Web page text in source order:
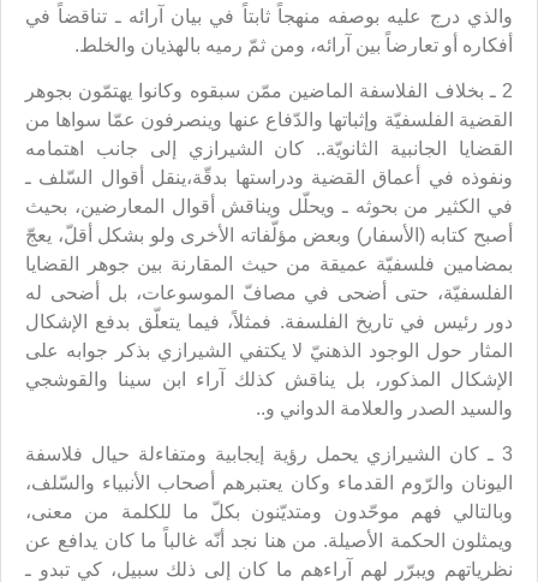
والذي درج عليه بوصفه منهجاً ثابتاً في بيان آرائه ـ تناقضاً في
أفكاره أو تعارضاً بين آرائه، ومن ثمّ رميه بالهذيان والخلط.
2 ـ بخلاف الفلاسفة الماضين ممّن سبقوه وكانوا يهتمّون بجوهر
القضية الفلسفيّة وإثباتها والدّفاع عنها وينصرفون عمّا سواها من
القضايا الجانبية الثانويّة.. كان الشيرازي إلى جانب اهتمامه
ونفوذه في أعماق القضية ودراستها بدقّة،ينقل أقوال السّلف ـ
في الكثير من بحوثه ـ ويحلّل ويناقش أقوال المعارضين، بحيث
أصبح كتابه (الأسفار) وبعض مؤلّفاته الأخرى ولو بشكل أقلّ، يعجّ
بمضامين فلسفيّة عميقة من حيث المقارنة بين جوهر القضايا
الفلسفيّة، حتى أضحى في مصافّ الموسوعات، بل أضحى له
دور رئيس في تاريخ الفلسفة. فمثلاً، فيما يتعلّق بدفع الإشكال
المثار حول الوجود الذهنيّ لا يكتفي الشيرازي بذكر جوابه على
الإشكال المذكور، بل يناقش كذلك آراء ابن سينا والقوشجي
والسيد الصدر والعلامة الدواني و..
3 ـ كان الشيرازي يحمل رؤية إيجابية ومتفاءلة حيال فلاسفة
اليونان والرّوم القدماء وكان يعتبرهم أصحاب الأنبياء والسّلف،
وبالتالي فهم موحّدون ومتديّنون بكلّ ما للكلمة من معنى،
ويمثلون الحكمة الأصيلة. من هنا نجد أنّه غالباً ما كان يدافع عن
نظرياتهم ويبرّر لهم آراءهم ما كان إلى ذلك سبيل، كي تبدو ـ